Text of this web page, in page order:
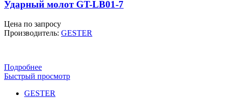
Ударный молот GT-LB01-7
Цена по запросу
Производитель: GESTER
Подробнее
Быстрый просмотр
GESTER